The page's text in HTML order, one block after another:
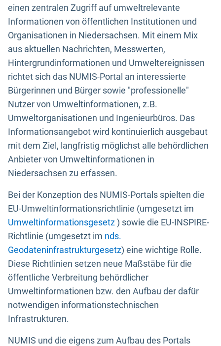
einen zentralen Zugriff auf umweltrelevante
Informationen von öffentlichen Institutionen und
Organisationen in Niedersachsen. Mit einem Mix
aus aktuellen Nachrichten, Messwerten,
Hintergrundinformationen und Umweltereignissen
richtet sich das NUMIS-Portal an interessierte
Bürgerinnen und Bürger sowie "professionelle"
Nutzer von Umweltinformationen, z.B.
Umweltorganisationen und Ingenieurbüros. Das
Informationsangebot wird kontinuierlich ausgebaut
mit dem Ziel, langfristig möglichst alle behördlichen
Anbieter von Umweltinformationen in
Niedersachsen zu erfassen.
Bei der Konzeption des NUMIS-Portals spielten die
EU-Umweltinformationsrichtlinie (umgesetzt im
Umweltinformationsgesetz) sowie die EU-INSPIRE-
Richtlinie (umgesetzt im nds.
Geodateninfrastrukturgesetz) eine wichtige Rolle.
Diese Richtlinien setzen neue Maßstäbe für die
öffentliche Verbreitung behördlicher
Umweltinformationen bzw. den Aufbau der dafür
notwendigen informationstechnischen
Infrastrukturen.
NUMIS und die eigens zum Aufbau des Portals